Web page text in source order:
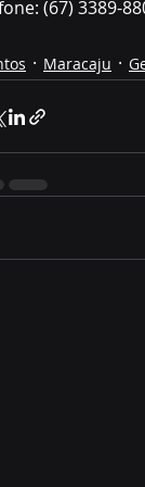
(67) 3389-
Maracaju